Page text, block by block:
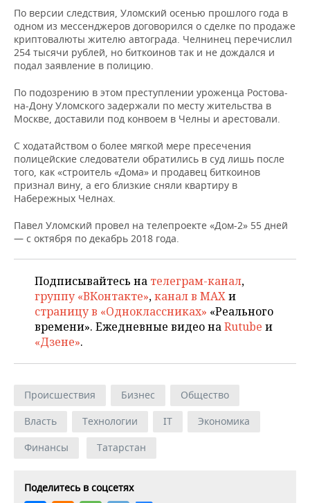
КОМУ ПРИНАДЛЕЖАТ
ТОРГОВЫЕ ЦЕНТРЫ
ТАТАРСТАНА
БЮДЖЕТ
ИНВЕСТИЦИИ
АГРОПРОМ
МАШИНОСТРОЕНИЕ
НЕФТЕХИМИЯ
НЕФТЬ
ЭНЕРГЕТИКА
НОВОСТИ АВТО
БИЗНЕС
НОВОСТИ БИЗНЕСА
РОЗНИЧНАЯ ТОРГОВЛЯ
ТРАНСПОРТ
УСЛУГИ
ТЕХНОЛОГИИ
НОВОСТИ ТЕХНОЛОГИЙ
IT
МЕДИА
ТЕЛЕКОММУНИКАЦИИ
МЕРОПРИЯТИЯ
НОВОСТИ МЕРОПРИЯТИЙ
ВЫЕЗДНАЯ РЕДАКЦИЯ
БИЗНЕС-БРАНЧИ
ONLINE-КОНФЕРЕНЦИИ
СПОРТ
НОВОСТИ СПОРТА
ФУТБОЛ
ХОККЕЙ
ВОЛЕЙБОЛ
КИБЕРСПОРТ
ФИГУРНОЕ КАТАНИЕ
ОБЩЕСТВО
НОВОСТИ ОБЩЕСТВА
ВЛАСТЬ
ИСТОРИЯ
КУЛЬТУРА
МЕДИЦИНА
ФОТОГАЛЕРЕЯ
СЮЖЕТЫ
СПИСОК ПЕРСОН
СПИСОК КОМПАНИЙ
ПОЛНАЯ ВЕРСИЯ
По версии следствия, Уломский осенью прошлого года в
одном из мессенджеров договорился о сделке по продаже
криптовалюты жителю автограда. Челнинец перечислил
254 тысячи рублей, но биткоинов так и не дождался и
подал заявление в полицию.
По подозрению в этом преступлении уроженца Ростова-
на-Дону Уломского задержали по месту жительства в
Москве, доставили под конвоем в Челны и арестовали.
С ходатайством о более мягкой мере пресечения
полицейские следователи обратились в суд лишь после
того, как «строитель «Дома» и продавец биткоинов
признал вину, а его близкие сняли квартиру в
Набережных Челнах.
Павел Уломский провел на телепроекте «Дом-2» 55 дней
— с октября по декабрь 2018 года.
Подписывайтесь на телеграм-канал,
группу «ВКонтакте»,канал в MAXи
страницу в «Одноклассниках» «Реального
времени». Ежедневные видео наRutube и
«Дзене».
Происшествия Бизнес
Общество
Власть
Технологии IT
Экономика
Финансы
Татарстан
Поделитесь в соцсетях